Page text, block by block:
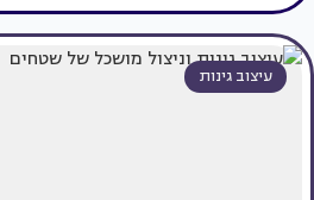
עיצוב גינות